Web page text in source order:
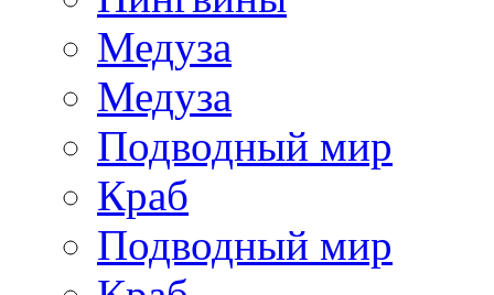
Медуза
Медуза
Подводный мир
Краб
Подводный мир